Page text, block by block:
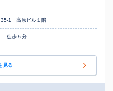
35-1 高原ビル１階
徒歩５分
見る